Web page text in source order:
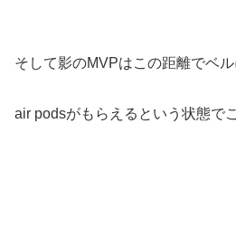
そして影のMVPはこの距離でベル
air podsがもらえるという状態で